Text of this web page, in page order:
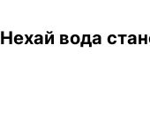
Нехай вода